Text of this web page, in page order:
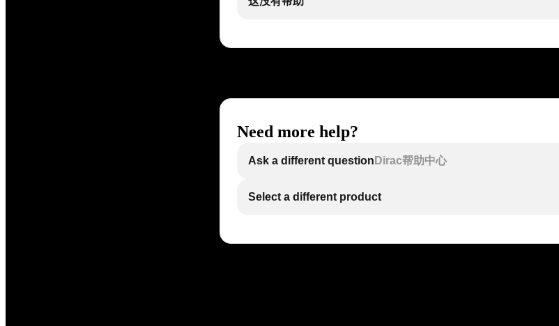
Need more help?
Ask a different question Dirac帮助中心
Select a different product